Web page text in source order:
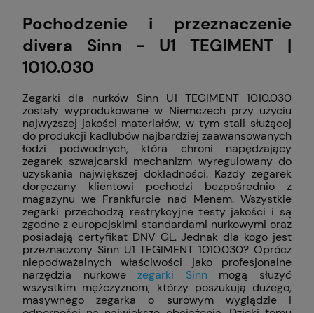
Pochodzenie i przeznaczenie
divera Sinn - U1 TEGIMENT |
1010.030
Zegarki dla nurków Sinn U1 TEGIMENT 1010.030
zostały wyprodukowane w Niemczech przy użyciu
najwyższej jakości materiałów, w tym stali służącej
do produkcji kadłubów najbardziej zaawansowanych
łodzi podwodnych, która chroni napędzający
zegarek szwajcarski mechanizm wyregulowany do
uzyskania największej dokładności. Każdy zegarek
doręczany klientowi pochodzi bezpośrednio z
magazynu we Frankfurcie nad Menem. Wszystkie
zegarki przechodzą restrykcyjne testy jakości i są
zgodne z europejskimi standardami nurkowymi oraz
posiadają certyfikat DNV GL. Jednak dla kogo jest
przeznaczony Sinn U1 TEGIMENT 1010.030? Oprócz
niepodważalnych właściwości jako profesjonalne
narzędzia nurkowezegarki Sinnmogą służyć
wszystkim mężczyznom, którzy poszukują dużego,
masywnego zegarka o surowym wyglądzie i